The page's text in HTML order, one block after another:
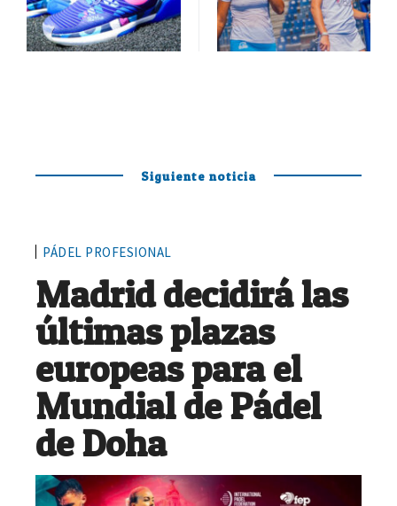
Siguiente noticia
PÁDEL PROFESIONAL
Madrid decidirá las
últimas plazas
europeas para el
Mundial de Pádel
de Doha